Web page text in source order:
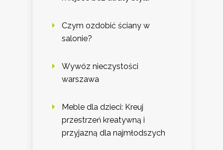
Czym ozdobić ściany w
salonie?
Wywóz nieczystości
warszawa
Meble dla dzieci: Kreuj
przestrzeń kreatywną i
przyjazną dla najmłodszych